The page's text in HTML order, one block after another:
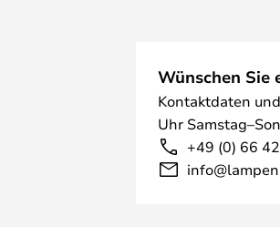
Wünschen Sie
Kontaktdaten
Uhr
+49 (0) 66